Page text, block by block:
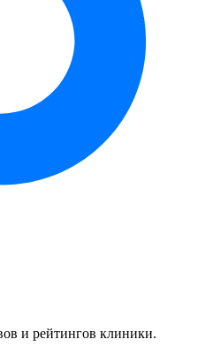
и рейтингов клиники.